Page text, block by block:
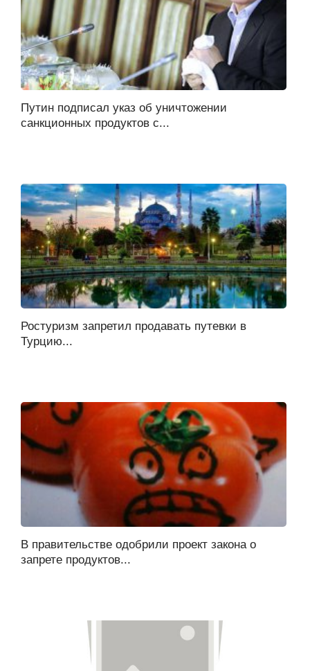
Путин подписал указ об уничтожении
санкционных продуктов с...
Ростуризм запретил продавать путевки в
Турцию...
В правительстве одобрили проект закона о
запрете продуктов...